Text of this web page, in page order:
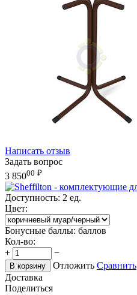
Написать отзыв
Задать вопрос
3 85000 ₽
Доступность: 2 ед.
Цвет:
Бонусные баллы: баллов
Кол-во:
+
−
В корзину Отложить Сравнить
Доставка
Поделиться